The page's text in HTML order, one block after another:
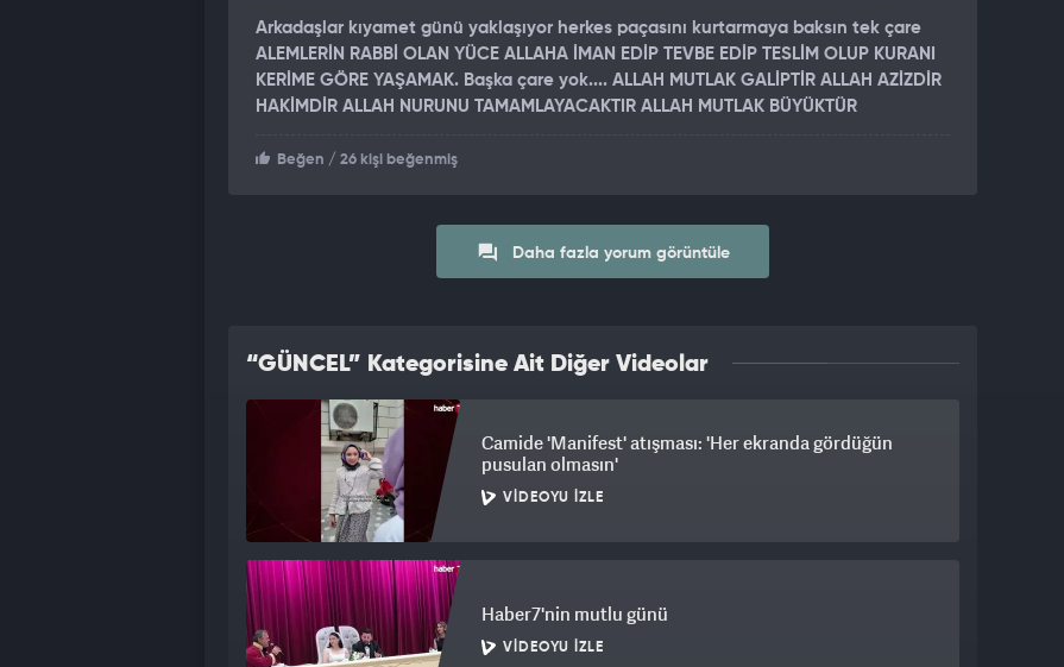
Arkadaşlar kıyamet günü yaklaşıyor herkes paçasını kurtarmaya baksın tek çare
ALEMLERİN RABBİ OLAN YÜCE ALLAHA İMAN EDİP TEVBE EDİP TESLİM OLUP KURANI
KERİME GÖRE YAŞAMAK. Başka çare yok.... ALLAH MUTLAK GALİPTİR ALLAH AZİZDİR
HAKİMDİR ALLAH NURUNU TAMAMLAYACAKTIR ALLAH MUTLAK BÜYÜKTÜR
Beğen / 26 kişi beğenmiş
Daha fazla yorum görüntüle
“GÜNCEL” Kategorisine Ait Diğer Videolar
Camide 'Manifest' atışması: 'Her ekranda gördüğün
pusulan olmasın'
VIDEOYU İZLE
Haber7'nin mutlu günü
VIDEOYU İZLE